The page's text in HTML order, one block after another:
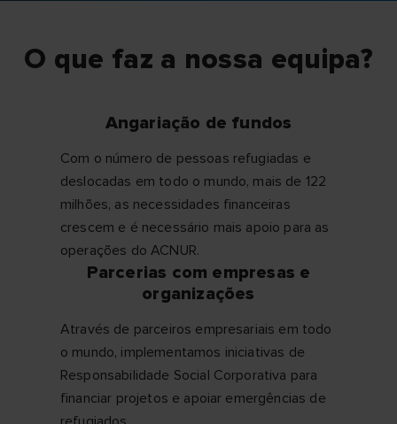
O que faz a nossa equipa?
Angariação de fundos
Com o número de pessoas refugiadas e
deslocadas em todo o mundo, mais de 122
milhões, as necessidades financeiras
crescem e é necessário mais apoio para as
operações do ACNUR.
Parcerias com empresas e
organizações
Através de parceiros empresariais em todo
o mundo, implementamos iniciativas de
Responsabilidade Social Corporativa para
financiar projetos e apoiar emergências de